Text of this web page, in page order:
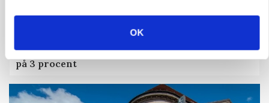
OK
Olieprisfald og fredshåb sender F5-renten ned
på 3 procent